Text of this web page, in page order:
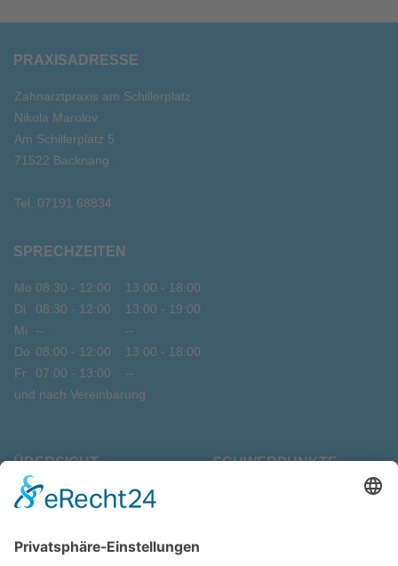
PRAXISADRESSE
Zahnarztpraxis am Schillerplatz
Nikola Marolov
Am Schillerplatz 5
71522 Backnang
Tel. 07191 68834
SPRECHZEITEN
Mo 08:30 - 12:00
13:00 - 18:00
Di
08:30 - 12:00
13:00 - 19:00
Mi
--
--
Do 08:00 - 12:00
13:00 - 18:00
Fr
07:00 - 13:00
--
und nach Vereinbarung
ÜBERSICHT
Start
Neupatienten
SCHWERPUNKTE